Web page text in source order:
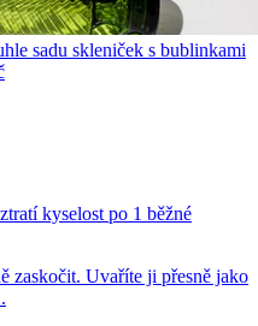
sadu skleniček s bublinkami
kyselost po 1 běžné
zaskočit. Uvaříte ji přesně jako